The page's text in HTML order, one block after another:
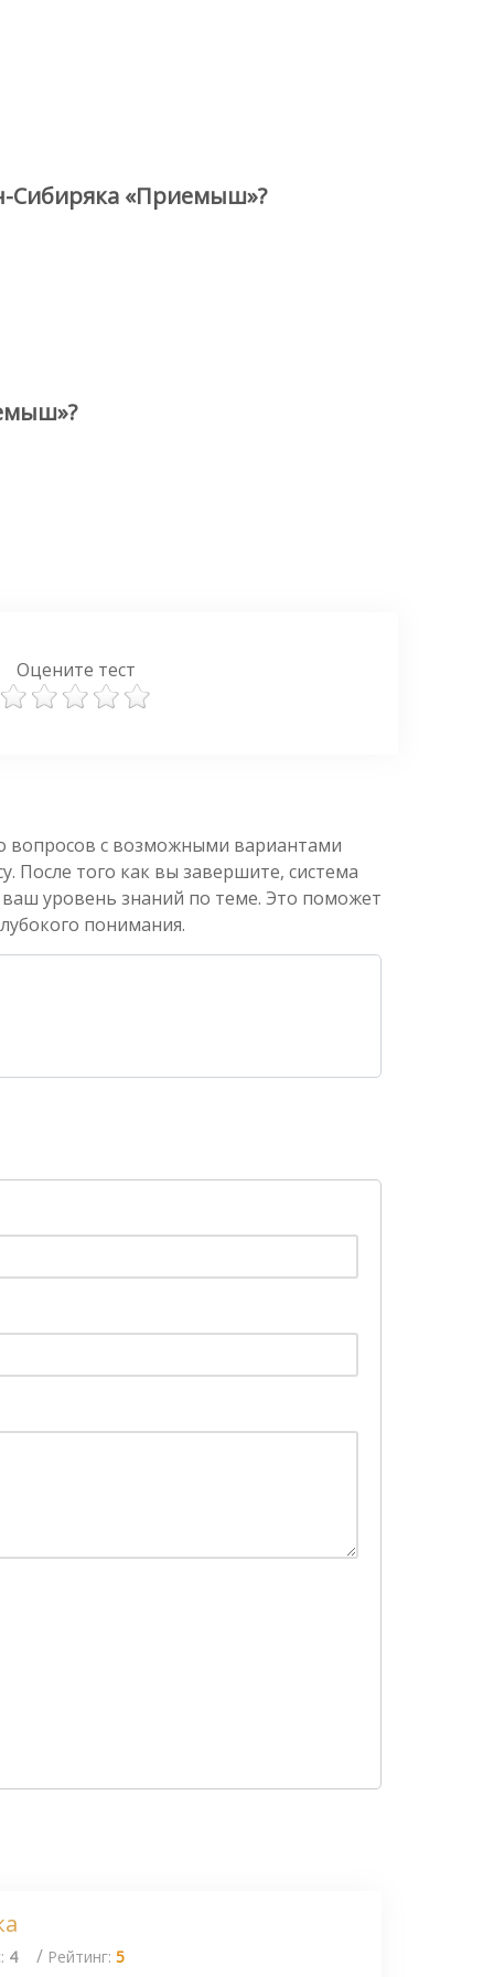
Сибиряка «Приемыш»?
Оцените тест
вопросов с возможными вариантами
После того как вы завершите, система
уровень знаний по теме. Это поможет
понимания.
4 / Рейтинг: 5